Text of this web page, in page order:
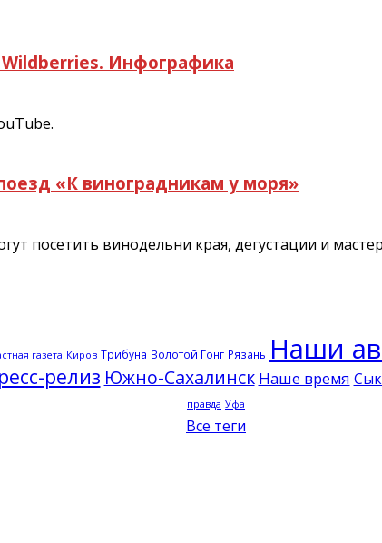
Wildberries. Инфографика
«К виноградникам у моря»
посетить винодельни края, дегустации и
газета Киров Трибуна Золотой Гонг Рязань Наши
релиз Южно-Сахалинск Наше время
правда Уфа
Все теги